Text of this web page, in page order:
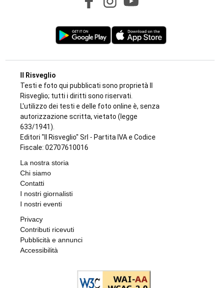
Il Risveglio
Testi e foto qui pubblicati sono proprietà Il
Risveglio; tutti i diritti sono riservati.
L'utilizzo dei testi e delle foto online è, senza
autorizzazione scritta, vietato (legge
633/1941).
Editori "Il Risveglio" Srl - Partita IVA e Codice
Fiscale: 02707610016
La nostra storia
Chi siamo
Contatti
I nostri giornalisti
I nostri eventi
Privacy
Contributi ricevuti
Pubblicità e annunci
Accessibilità